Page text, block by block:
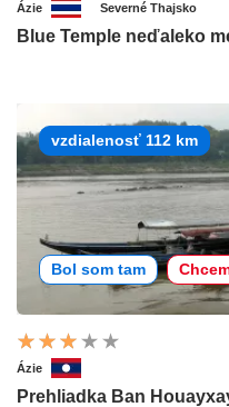
Ázie Severné Thajsko
Blue Temple neďaleko
vzdialenosť 112 km
Bol som tam
Ázie
Prehliadka Ban